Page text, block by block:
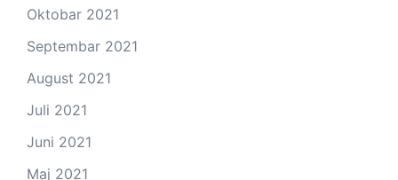
Oktobar 2021
Septembar 2021
August 2021
Juli 2021
Juni 2021
Maj 2021